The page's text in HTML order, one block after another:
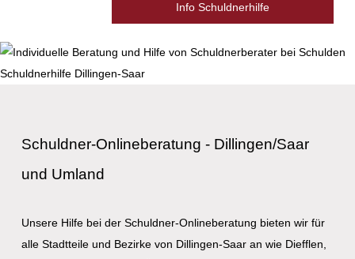
Info Schuldnerhilfe
Schuldner-Onlineberatung - Dillingen/Saar
und Umland
Unsere Hilfe bei der Schuldner-Onlineberatung bieten wir für
alle Stadtteile und Bezirke von Dillingen-Saar an wie Diefflen,